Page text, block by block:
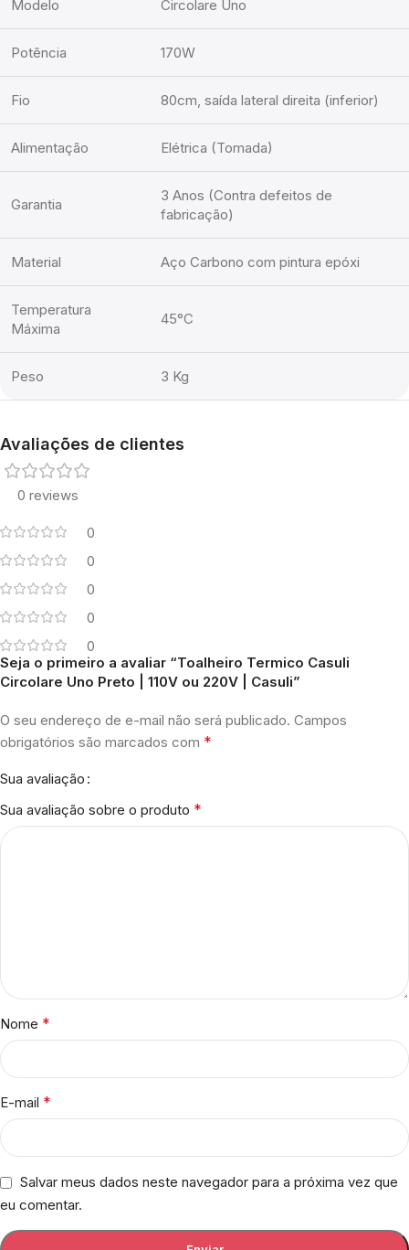
Modelo Circolare Uno
Potência 170W
Fio 80cm, saída lateral direita (inferior)
Alimentação Elétrica (Tomada)
Garantia
3 Anos (Contra defeitos de
fabricação)
Material Aço Carbono com pintura epóxi
Temperatura
Máxima
45°C
Peso 3 Kg
Avaliações de clientes
0 reviews
0
0
0
0
0
Seja o primeiro a avaliar “Toalheiro Termico Casuli
Circolare Uno Preto | 110V ou 220V | Casuli”
O seu endereço de e-mail não será publicado. Campos
obrigatórios são marcados com *
Sua avaliação
Sua avaliação sobre o produto *
Nome *
E-mail *
Salvar meus dados neste navegador para a próxima vez que
eu comentar.